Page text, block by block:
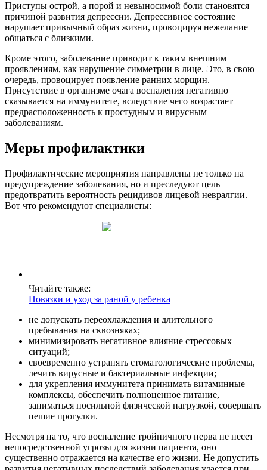
Приступы острой, а порой и невыносимой боли становятся
причиной развития депрессии. Депрессивное состояние
нарушает привычный образ жизни, провоцируя нежелание
общаться с близкими.
Кроме этого, заболевание приводит к таким внешним
проявлениям, как нарушение симметрии в лице. Это, в свою
очередь, провоцирует появление ранних морщин.
Присутствие в организме очага воспаления негативно
сказывается на иммунитете, вследствие чего возрастает
предрасположенность к простудным и вирусным
заболеваниям.
Меры профилактики
Профилактические мероприятия направлены не только на
предупреждение заболевания, но и преследуют цель
предотвратить вероятность рецидивов лицевой невралгии.
Вот что рекомендуют специалисты:
Читайте также:
Повязки и уход за раной у ребенка
не допускать переохлаждения и длительного
пребывания на сквозняках;
минимизировать негативное влияние стрессовых
ситуаций;
своевременно устранять стоматологические проблемы,
лечить вирусные и бактериальные инфекции;
для укрепления иммунитета принимать витаминные
комплексы, обеспечить полноценное питание,
заниматься посильной физической нагрузкой, совершать
пешие прогулки.
Несмотря на то, что воспаление тройничного нерва не несет
непосредственной угрозы для жизни пациента, оно
существенно отражается на качестве его жизни. Не допустить